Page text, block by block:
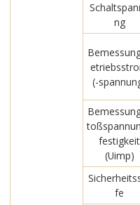
ng
(-
festigkeit
(Uimp)
fe